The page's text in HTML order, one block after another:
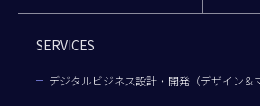
SERVICES
デジタルビジネス設計・開発（デザイン＆